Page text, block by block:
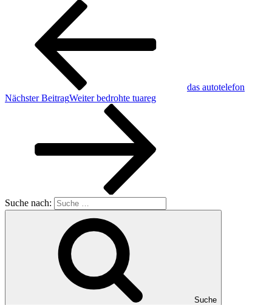
das autotelefon
Nächster BeitragWeiter bedrohte tuareg
Suche nach:
Suche